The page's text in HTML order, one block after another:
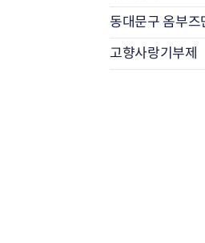
부동산중개업소현황
부동산중개업 알림판
부동산중개보수(중개수
바뀐지번찾기
동대문구 옴부즈
고향사랑기부제